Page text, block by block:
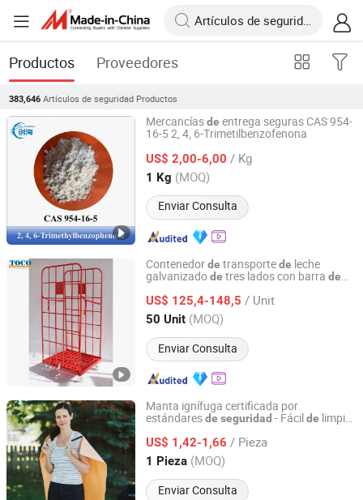
Productos Proveedores
383,646 Artículos de seguridad Productos
Mercancíasde entrega seguras CAS 954-
16-5 2, 4, 6-Trimetilbenzofenona
US$ 2,00-6,00 / Kg
1 Kg (MOQ)
Enviar Consulta
Hebei Chuanghai Biotechnology Co., Ltd
Hebei, China Desde 2024
Contenedorde transportede leche
galvanizadode tres lados con barra de
US$ 125,4-148,5 / Unit
50 Unit (MOQ)
Enviar Consulta
NANJING TOCO WAREHOUSE EQUIPMENT CO., LTD.
Jiangsu, China Desde 2019
Manta ignífuga certificada por
estándaresde seguridad - Fácilde limpiar
US$ 1,42-1,66 / Pieza
1 Pieza (MOQ)
Enviar Consulta
Habita High Temperature Textiles Co.,Ltd
Jiangxi, China Desde 2025